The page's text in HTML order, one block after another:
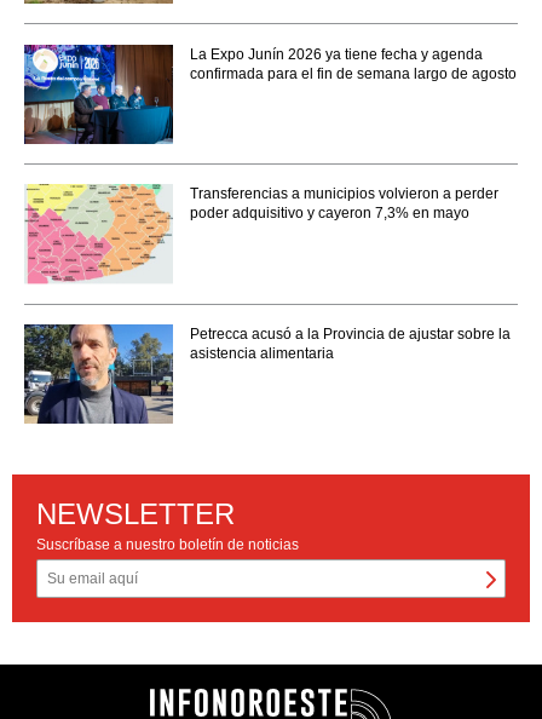
La Expo Junín 2026 ya tiene fecha y agenda
confirmada para el fin de semana largo de agosto
Transferencias a municipios volvieron a perder
poder adquisitivo y cayeron 7,3% en mayo
Petrecca acusó a la Provincia de ajustar sobre la
asistencia alimentaria
NEWSLETTER
Suscríbase a nuestro boletín de noticias